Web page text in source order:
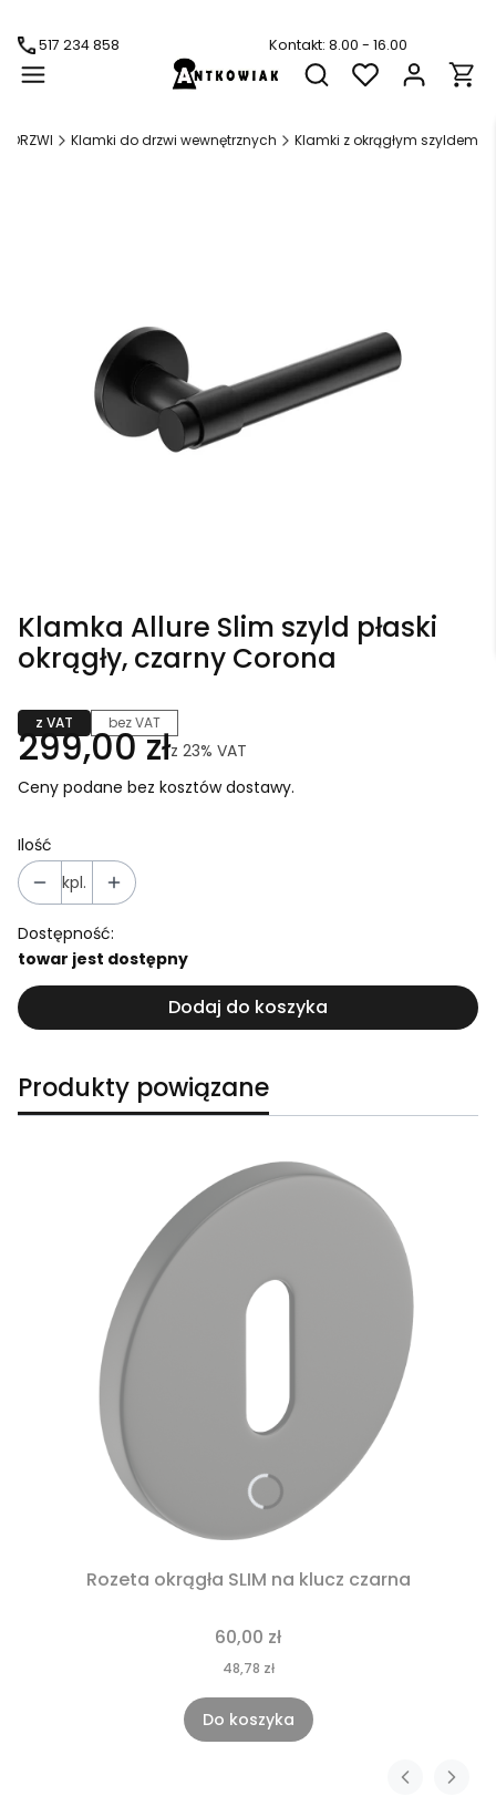
517 234 858 Kontakt: 8.00 - 16.00
Otwórz wyszukiwarkę
DRZWI Klamki do drzwi wewnętrznych Klamki z okrągłym szyldem
Klamka Allure Slim szyld płaski
okrągły, czarny Corona
z VAT bez VAT
299,00 złz 23% VAT
Ceny podane bez kosztów dostawy.
Ilość
kpl.
Dostępność:
towar jest dostępny
Dodaj do koszyka
Produkty powiązane
Rozeta okrągła SLIM na klucz czarna
60,00 zł
48,78 zł
Do koszyka